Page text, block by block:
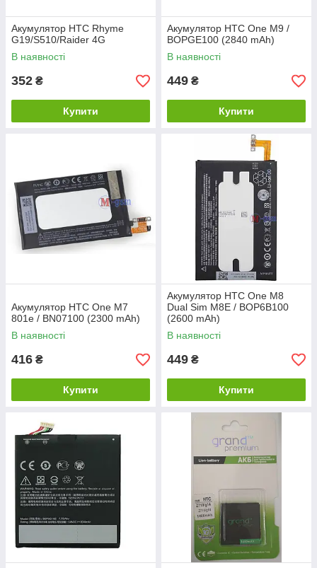
Акумулятор HTC Rhyme
G19/S510/Raider 4G
В наявності
352 ₴
Купити
Акумулятор HTC One M9 /
BOPGE100 (2840 mAh)
В наявності
449 ₴
Купити
Акумулятор HTC One M7
801e / BN07100 (2300 mAh)
В наявності
416 ₴
Купити
Акумулятор HTC One M8
Dual Sim M8E / BOP6B100
(2600 mAh)
В наявності
449 ₴
Купити